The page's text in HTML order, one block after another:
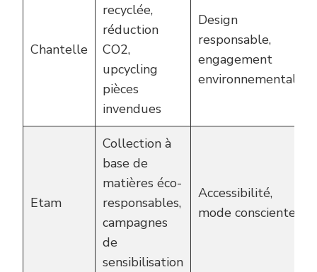
Chantelle
recyclée,
réduction
CO2,
upcycling
pièces
invendues
Design
responsable,
engagement
environnemental
Etam
Collection à
base de
matières éco-
responsables,
campagnes
de
sensibilisation
Accessibilité,
mode consciente